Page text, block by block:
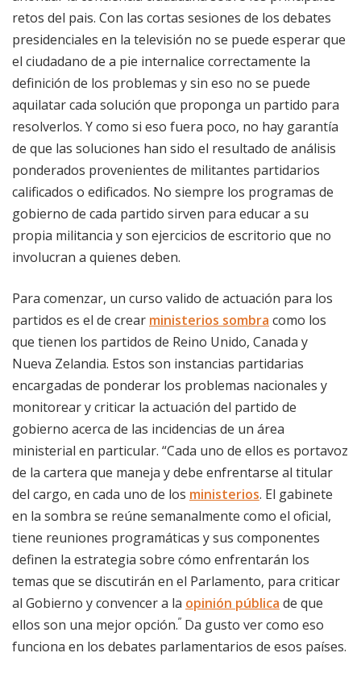
retos del pais. Con las cortas sesiones de los debates
presidenciales en la televisión no se puede esperar que
el ciudadano de a pie internalice correctamente la
definición de los problemas y sin eso no se puede
aquilatar cada solución que proponga un partido para
resolverlos. Y como si eso fuera poco, no hay garantía
de que las soluciones han sido el resultado de análisis
ponderados provenientes de militantes partidarios
calificados o edificados. No siempre los programas de
gobierno de cada partido sirven para educar a su
propia militancia y son ejercicios de escritorio que no
involucran a quienes deben.
Para comenzar, un curso valido de actuación para los
partidos es el de crear ministerios sombra como los
que tienen los partidos de Reino Unido, Canada y
Nueva Zelandia. Estos son instancias partidarias
encargadas de ponderar los problemas nacionales y
monitorear y criticar la actuación del partido de
gobierno acerca de las incidencias de un área
ministerial en particular. “Cada uno de ellos es portavoz
de la cartera que maneja y debe enfrentarse al titular
del cargo, en cada uno de los ministerios. El gabinete
en la sombra se reúne semanalmente como el oficial,
tiene reuniones programáticas y sus componentes
definen la estrategia sobre cómo enfrentarán los
temas que se discutirán en el Parlamento, para criticar
al Gobierno y convencer a la opinión pública de que
ellos son una mejor opción.” Da gusto ver como eso
funciona en los debates parlamentarios de esos países.